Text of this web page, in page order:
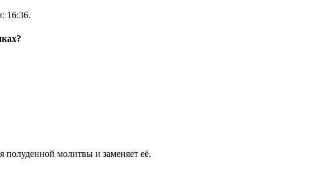
16:36.
полуденной молитвы и заменяет её.